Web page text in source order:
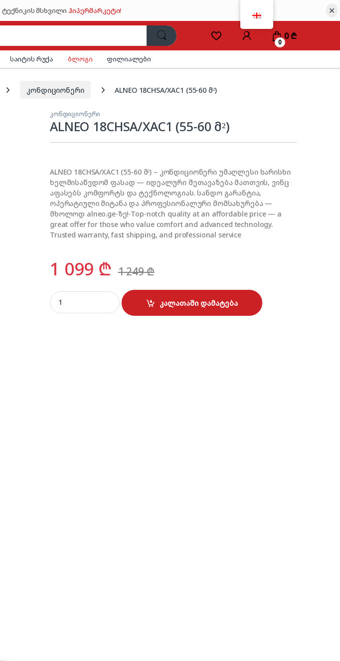
ტექნიკის მსხვილიჰიპერმარკეტი! ✕
0
0₾
საიტის რუქა ბლოგი ფილიალები
კონდიციონერი ALNEO 18CHSA/XAC1 (55-60 მ²)
კონდიციონერი
ALNEO 18CHSA/XAC1 (55-60 მ²)
ALNEO 18CHSA/XAC1 (55-60 მ²) – კონდიციონერი უმაღლესი ხარისხი
ხელმისაწვდომ ფასად — იდეალური შეთავაზება მათთვის, ვინც
აფასებს კომფორტს და ტექნოლოგიას. სანდო გარანტია,
ოპერატიული მიტანა და პროფესიონალური მომსახურება —
მხოლოდ alneo.ge-ზე!-Top-notch quality at an affordable price — a
great offer for those who value comfort and advanced technology.
Trusted warranty, fast shipping, and professional service
1 099 ₾ 1 249₾
ALNEO 18CHSA/XAC1 (55-60 მ²) quantity
კალათაში დამატება